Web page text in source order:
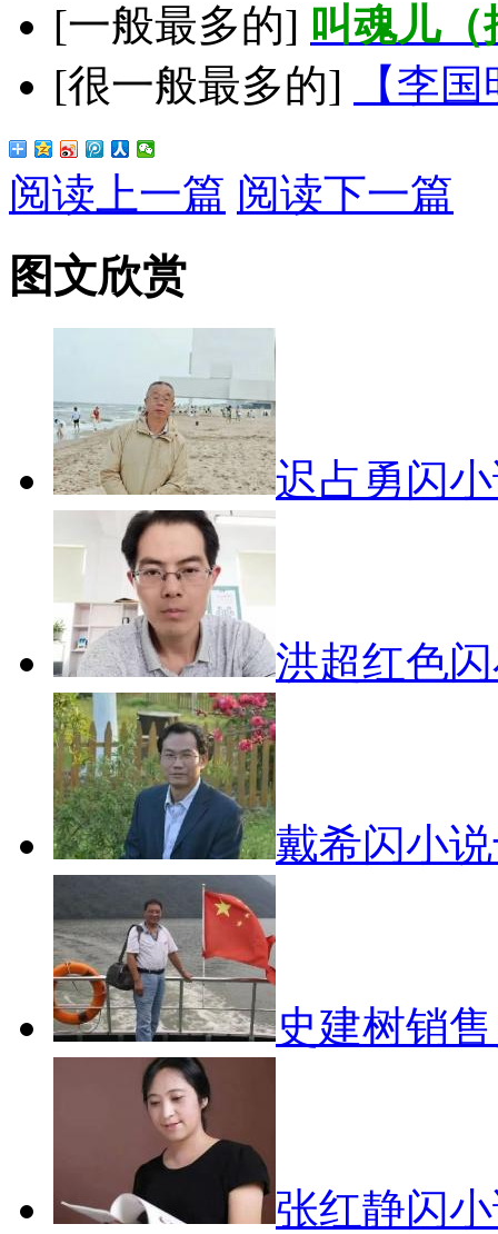
[一般最多的] 叫魂儿
[很一般最多的]
【李
阅读上一篇 阅读下一篇
图文欣赏
迟占勇闪
洪超红色
戴希闪小
史建树销
张红静闪